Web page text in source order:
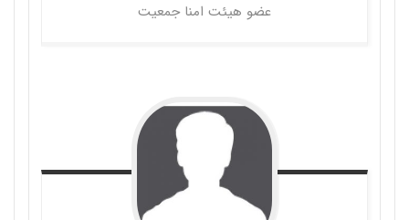
عضو هیئت امنا جمعیت